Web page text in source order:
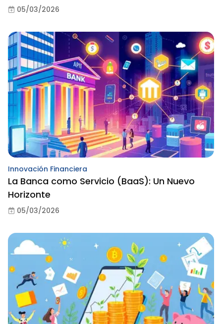
05/03/2026
Innovación Financiera
La Banca como Servicio (BaaS): Un Nuevo
Horizonte
05/03/2026